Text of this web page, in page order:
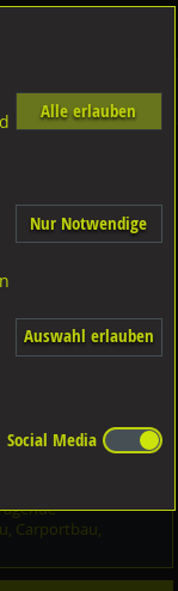
verzinkt
Carportbau,
Alle erlauben
Nur Notwendige
Auswahl erlauben
Social Media